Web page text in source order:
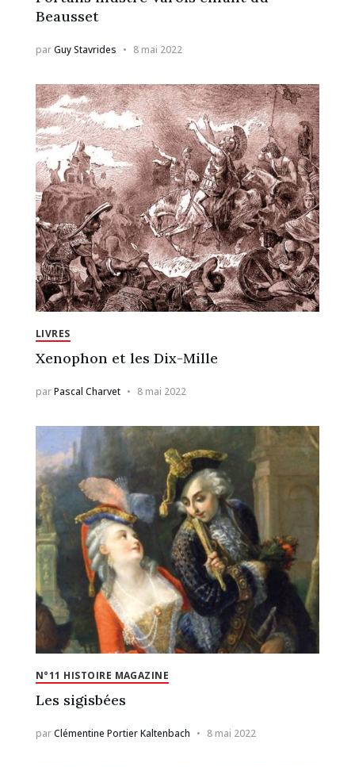
Beausset
parGuy Stavrides 8 mai 2022
LIVRES
Xenophon et les Dix-Mille
parPascal Charvet 8 mai 2022
N°11 HISTOIRE MAGAZINE
Les sigisbées
parClémentine Portier Kaltenbach 8 mai 2022